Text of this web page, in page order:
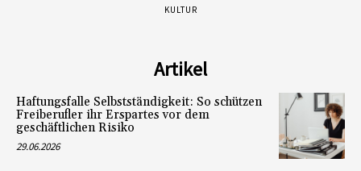
KULTUR
Artikel
Haftungsfalle Selbstständigkeit: So schützen
Freiberufler ihr Erspartes vor dem
geschäftlichen Risiko
29.06.2026